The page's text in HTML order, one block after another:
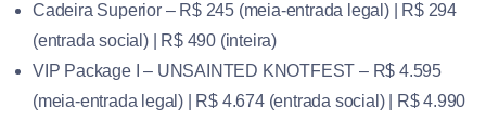
Cadeira Superior – R$ 245 (meia-entrada legal) | R$ 294
(entrada social) | R$ 490 (inteira)
VIP Package I – UNSAINTED KNOTFEST – R$ 4.595
(meia-entrada legal) | R$ 4.674 (entrada social) | R$ 4.990